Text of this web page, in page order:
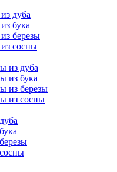
дуба
бука
березы
сосны
из дуба
из бука
из березы
из сосны